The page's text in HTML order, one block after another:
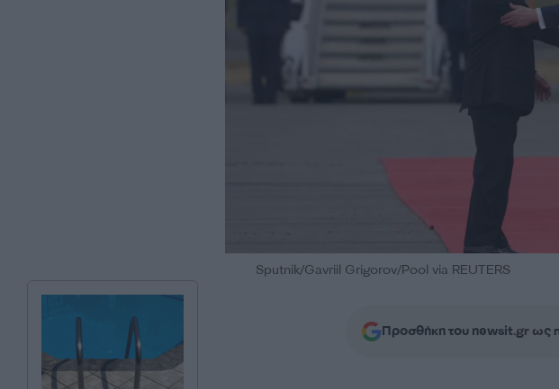
Sputnik/Gavriil Grigorov/Pool via REUTERS
Προσθήκη του newsit.gr ως